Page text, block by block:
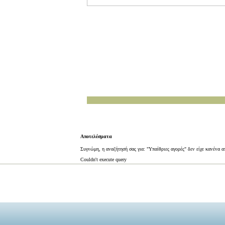
Αποτελέσματα
Συγνώμη, η αναζήτησή σας για: "Υπαίθριες αγορές" δεν είχε κανένα
Couldn't execute query